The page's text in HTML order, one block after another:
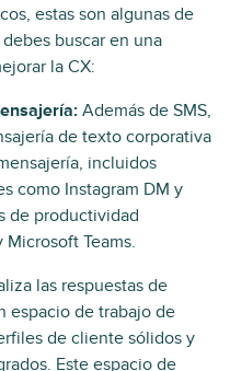
estas son algunas de
buscar en una
la CX:
Además de SMS,
de texto corporativa
incluidos
como Instagram DM y
de productividad
Teams.
las respuestas de
espacio de trabajo de
de cliente sólidos y
Este espacio de